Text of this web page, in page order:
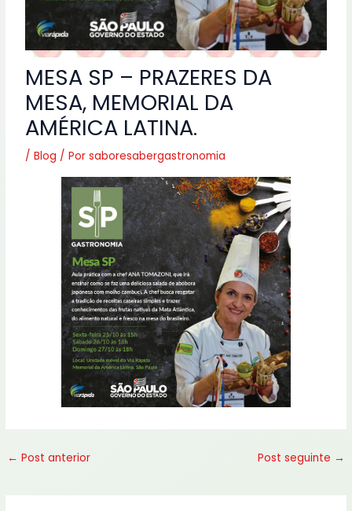
MESA SP – PRAZERES DA
MESA, MEMORIAL DA
AMÉRICA LATINA.
/Blog / Porsaboresabergastronomia
← Post anterior Post seguinte →